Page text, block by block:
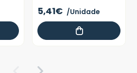
5,41€ /Unidade